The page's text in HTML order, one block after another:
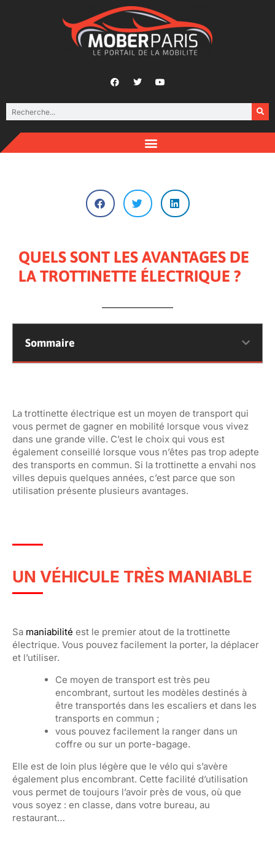
QUELS SONT LES AVANTAGES DE
LA TROTTINETTE ÉLECTRIQUE ?
Sommaire
La trottinette électrique est un moyen de transport qui
vous permet de gagner en mobilité lorsque vous vivez
dans une grande ville. C’est le choix qui vous est
également conseillé lorsque vous n’êtes pas trop adepte
des transports en commun. Si la trottinette a envahi nos
villes depuis quelques années, c’est parce que son
utilisation présente plusieurs avantages.
UN VÉHICULE TRÈS MANIABLE
Sa maniabilité est le premier atout de la trottinette
électrique. Vous pouvez facilement la porter, la déplacer
et l’utiliser.
Ce moyen de transport est très peu
encombrant, surtout les modèles destinés à
être transportés dans les escaliers et dans les
transports en commun ;
vous pouvez facilement la ranger dans un
coffre ou sur un porte-bagage.
Elle est de loin plus légère que le vélo qui s’avère
également plus encombrant. Cette facilité d’utilisation
vous permet de toujours l’avoir près de vous, où que
vous soyez : en classe, dans votre bureau, au
restaurant…